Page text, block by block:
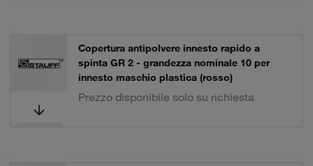
Copertura antipolvere innesto rapido a
spinta GR 2 - grandezza nominale 10 per
innesto maschio plastica (rosso)
Prezzo disponibile solo su richiesta